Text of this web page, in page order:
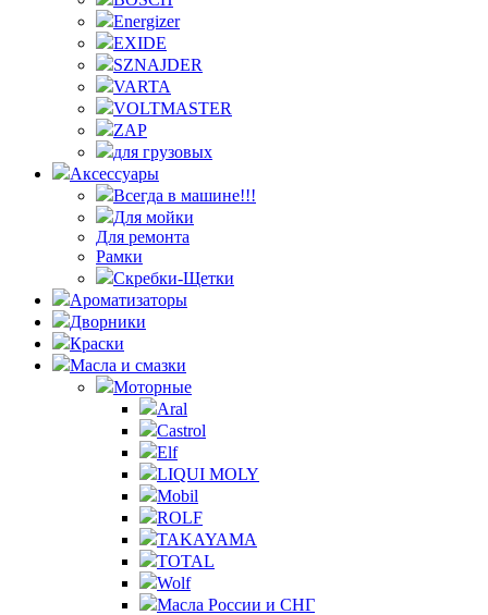
Energizer
EXIDE
SZNAJDER
VARTA
VOLTMASTER
ZAP
для грузовых
Аксессуары
Всегда в машине!!!
Для мойки
Для ремонта
Рамки
Скребки-Щетки
Ароматизаторы
Дворники
Краски
Масла и смазки
Моторные
Aral
Castrol
Elf
LIQUI MOLY
Mobil
ROLF
TAKAYAMA
TOTAL
Wolf
Масла России и СНГ